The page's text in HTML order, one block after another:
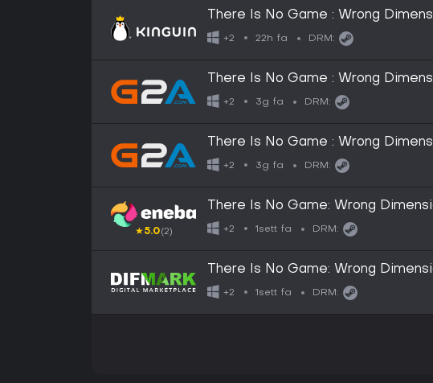
There Is No Game : Wrong
Altergift
+2 22h fa DRM:
There Is No Game : Wrong
EUROPE
+2 3g fa DRM:
There Is No Game : Wrong
GLOBAL
+2 3g fa DRM:
★5.0(2)
There Is No Game: Wrong
+2 1sett fa DRM:
There Is No Game: Wrong
+2 1sett fa DRM: